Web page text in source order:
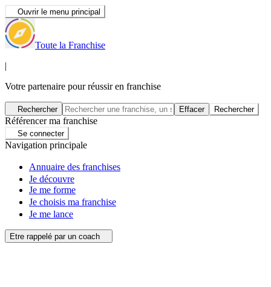
Ouvrir le menu principal
Toute la Franchise
|
Votre partenaire pour réussir en franchise
Rechercher Effacer Rechercher
Référencer ma franchise
Se connecter
Navigation principale
Annuaire des franchises
Je découvre
Je me forme
Je choisis ma franchise
Je me lance
Etre rappelé par un coach